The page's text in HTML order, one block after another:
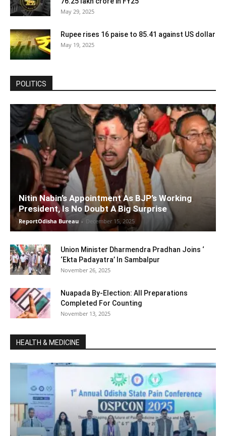
May 29, 2025
Rupee rises 16 paise to 85.41 against US dollar
May 19, 2025
POLITICS
Nitin Nabin’s Appointment As BJP’s Working
President, Is No Doubt A Big Surprise
ReportOdisha Bureau - December 15, 2025
Union Minister Dharmendra Pradhan Joins ‘
‘Ekta Padayatra’ In Sambalpur
November 26, 2025
Nuapada By-Election: All Preparations
Completed For Counting
November 13, 2025
HEALTH & MEDICINE